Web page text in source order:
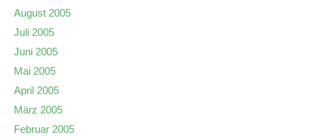
August 2005
Juli 2005
Juni 2005
Mai 2005
April 2005
März 2005
Februar 2005